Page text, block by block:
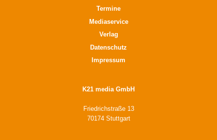
Termine
Mediaservice
Verlag
Datenschutz
Impressum
K21 media GmbH
Friedrichstraße 13
70174 Stuttgart